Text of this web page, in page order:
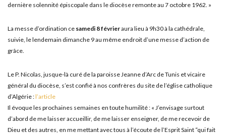
dernière solennité épiscopale dans le diocèse remonte au 7 octobre 1962. »
La messe d’ordination ce samedi 8 févrieraura lieu à 9h30 à la cathédrale,
suivie, le lendemain dimanche 9 au même endroit d’une messe d’action de
grâce.
Le P. Nicolas, jusque-là curé de la paroisse Jeanne d’Arc de Tunis et vicaire
général du diocèse, s’est confié à nos confrères du site de l’église catholique
d’Algérie :l’article
Il évoque les prochaines semaines en toute humilité : « J’envisage surtout
d’abord de me laisser accueillir, de me laisser enseigner, de me recevoir de
Dieu et des autres, en me mettant avec tous à l’écoute de l’Esprit Saint “qui fait